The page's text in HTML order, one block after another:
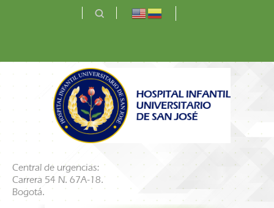
Central de urgencias:
Carrera 54 N. 67A-18.
Bogotá.